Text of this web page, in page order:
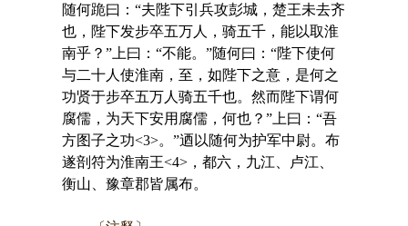
随何跪曰：“夫陛下引兵攻彭城，楚王未去齐
也，陛下发步卒五万人，骑五千，能以取淮
南乎？”上曰：“不能。”随何曰：“陛下使何
与二十人使淮南，至，如陛下之意，是何之
功贤于步卒五万人骑五千也。然而陛下谓何
腐儒，为天下安用腐儒，何也？”上曰：“吾
方图子之功<3>。”迺以随何为护军中尉。布
遂剖符为淮南王<4>，都六，九江、卢江、
衡山、豫章郡皆属布。